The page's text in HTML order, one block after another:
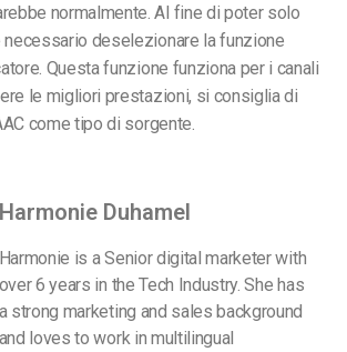
normalmente. Al fine di poter solo
necessario deselezionare la funzione
Questa funzione funziona per i canali
le migliori prestazioni, si consiglia di
come tipo di sorgente.
Harmonie Duhamel
Harmonie is a Senior digital marketer with
over 6 years in the Tech Industry. She has
a strong marketing and sales background
and loves to work in multilingual